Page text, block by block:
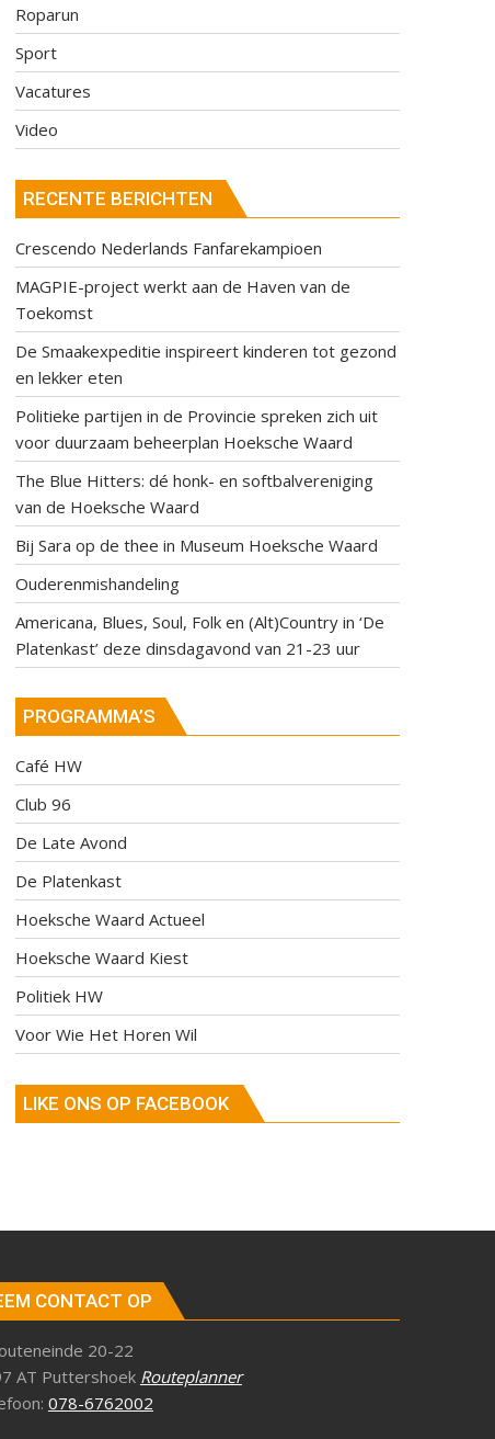
Roparun
Sport
Vacatures
Video
RECENTE BERICHTEN
Crescendo Nederlands Fanfarekampioen
MAGPIE-project werkt aan de Haven van de
Toekomst
De Smaakexpeditie inspireert kinderen tot gezond
en lekker eten
Politieke partijen in de Provincie spreken zich uit
voor duurzaam beheerplan Hoeksche Waard
The Blue Hitters: dé honk- en softbalvereniging
van de Hoeksche Waard
Bij Sara op de thee in Museum Hoeksche Waard
Ouderenmishandeling
Americana, Blues, Soul, Folk en (Alt)Country in ‘De
Platenkast’ deze dinsdagavond van 21-23 uur
PROGRAMMA’S
Café HW
Club 96
De Late Avond
De Platenkast
Hoeksche Waard Actueel
Hoeksche Waard Kiest
Politiek HW
Voor Wie Het Horen Wil
LIKE ONS OP FACEBOOK
CONTACT OP
20-22
AT Puttershoek Routeplanner
078-6762002